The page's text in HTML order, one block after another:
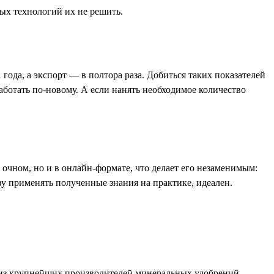
технологий их не решить.
а экспорт — в полтора раза. Добиться таких показателей
по-новому. А если нанять необходимое количество
но и в онлайн-формате, что делает его незаменимым:
применять полученные знания на практике, идеален.